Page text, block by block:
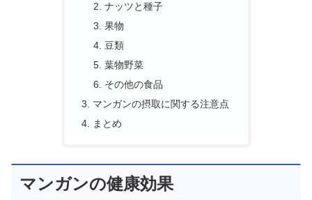
ナッツと種子
果物
豆類
葉物野菜
その他の食品
マンガンの摂取に関する注意点
まとめ
マンガンの健康効果